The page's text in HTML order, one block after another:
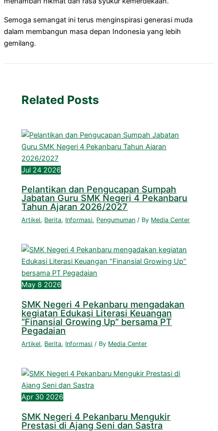
Semoga semangat ini terus menginspirasi generasi muda
dalam membangun masa depan Indonesia yang lebih
gemilang.
Related Posts
Jul 24 2026
Pelantikan dan Pengucapan Sumpah
Jabatan Guru SMK Negeri 4 Pekanbaru
Tahun Ajaran 2026/2027
Artikel, Berita, Informasi, Pengumuman / By Media Center
May 8 2026
SMK Negeri 4 Pekanbaru mengadakan
kegiatan Edukasi Literasi Keuangan
“Finansial Growing Up” bersama PT
Pegadaian
Artikel, Berita, Informasi / By Media Center
Apr 30 2026
SMK Negeri 4 Pekanbaru Mengukir
Prestasi di Ajang Seni dan Sastra